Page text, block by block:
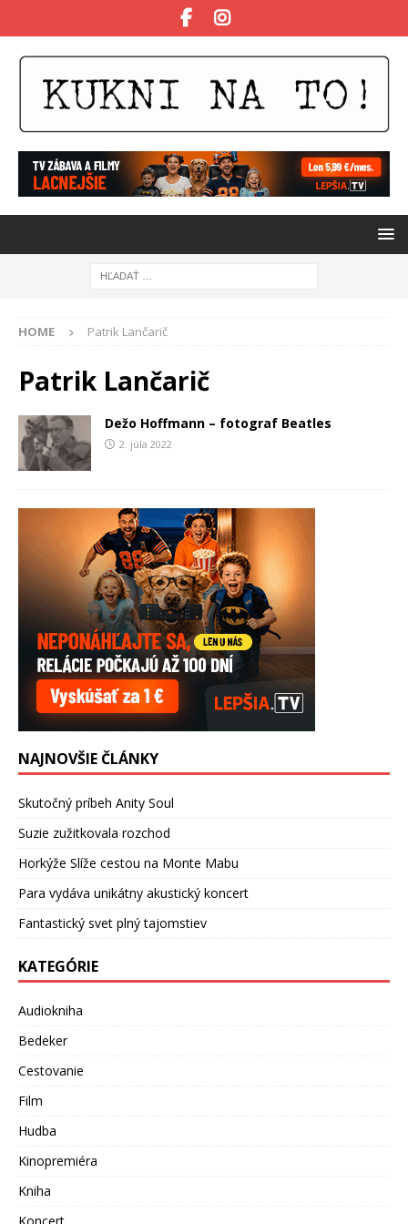
HOME Patrik Lančarič
Patrik Lančarič
Dežo Hoffmann – fotograf Beatles
2. júla 2022
NAJNOVŠIE ČLÁNKY
Skutočný príbeh Anity Soul
Suzie zužitkovala rozchod
Horkýže Slíže cestou na Monte Mabu
Para vydáva unikátny akustický koncert
Fantastický svet plný tajomstiev
KATEGÓRIE
Audiokniha
Bedeker
Cestovanie
Film
Hudba
Kinopremiéra
Kniha
Koncert